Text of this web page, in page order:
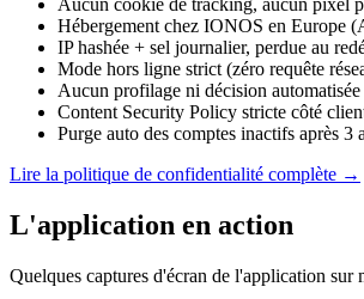
Aucun cookie de tracking, aucun pixel
Hébergement chez IONOS en Europe
IP hashée + sel journalier, perdue au
Mode hors ligne strict (zéro requête
Aucun profilage ni décision
Content Security Policy stricte côté
Purge auto des comptes inactifs après 3
Lire la politique de confidentialité complète →
L'application en action
Quelques captures d'écran de l'application sur